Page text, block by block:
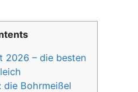
2026 – die besten
die Bohrmeißel